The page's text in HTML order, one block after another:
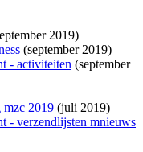
2019)
(september 2019)
- activiteiten (september
mzc 2019 (juli 2019)
- verzendlijsten mnieuws